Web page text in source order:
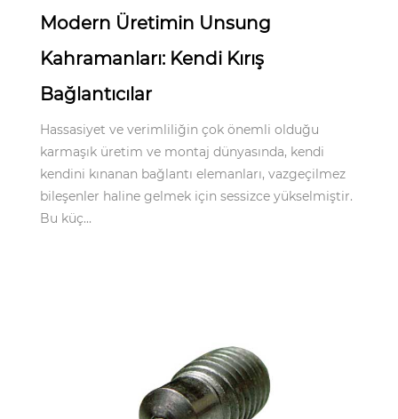
Modern Üretimin Unsung
Kahramanları: Kendi Kırış
Bağlantıcılar
Hassasiyet ve verimliliğin çok önemli olduğu
karmaşık üretim ve montaj dünyasında, kendi
kendini kınanan bağlantı elemanları, vazgeçilmez
bileşenler haline gelmek için sessizce yükselmiştir.
Bu küç...